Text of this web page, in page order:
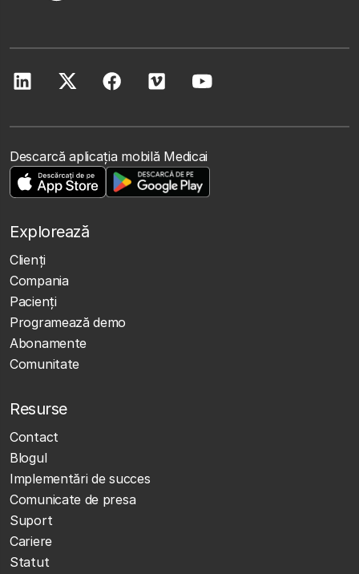
Descarcă aplicația mobilă Medicai
Explorează
Clienţi
Compania
Pacienți
Programează demo
Abonamente
Comunitate
Resurse
Contact
Blogul
Implementări de succes
Comunicate de presa
Suport
Cariere
Statut